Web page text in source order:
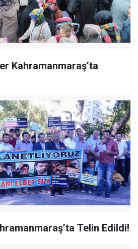
Kahramanmaraş’ta
Telin Edildi!